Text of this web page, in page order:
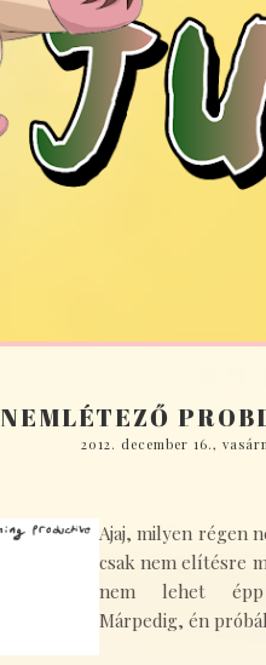
NEMLÉTEZŐ
2012. december 16.,
Ajaj, milyen régen
csak nem elítésre
nem lehet épp
Márpedig, én